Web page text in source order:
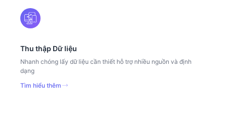
Thu thập Dữ liệu
Nhanh chóng lấy dữ liệu cần thiết hỗ trợ nhiều nguồn và định
dạng
Tìm hiểu thêm